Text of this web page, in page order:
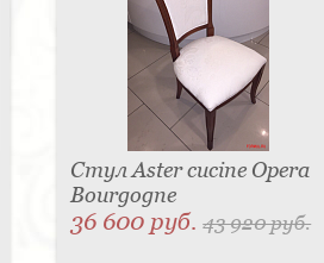
Стул Aster cucine Opera
Bourgogne
36 600 руб.43 920 руб.